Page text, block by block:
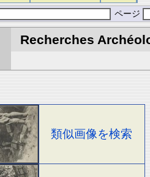
ページ
Recherches
類似画像を検索